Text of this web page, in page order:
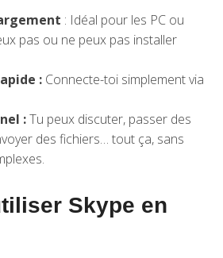
: Idéal pour les PC ou
pas ou ne peux pas installer
: Connecte-toi simplement via
:Tu peux discuter, passer des
des fichiers… tout ça, sans
Skype en